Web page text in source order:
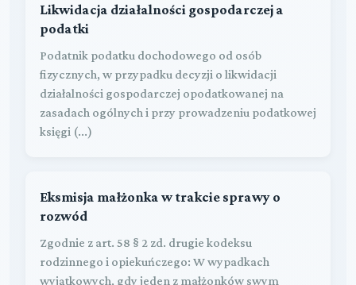
Likwidacja działalności gospodarczej a
podatki
Podatnik podatku dochodowego od osób
fizycznych, w przypadku decyzji o likwidacji
działalności gospodarczej opodatkowanej na
zasadach ogólnych i przy prowadzeniu podatkowej
księgi (...)
Eksmisja małżonka w trakcie sprawy o
rozwód
Zgodnie z art. 58 § 2 zd. drugie kodeksu
rodzinnego i opiekuńczego: W wypadkach
wyjątkowych, gdy jeden z małżonków swym